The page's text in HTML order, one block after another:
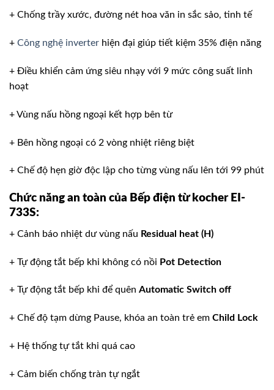
+ Chống trầy xước, đường nét hoa văn in sắc sảo, tinh tế
+ Công nghệ inverter hiện đại giúp tiết kiệm 35% điện năng
+ Điều khiển cảm ứng siêu nhạy với 9 mức công suất linh
hoạt
+ Vùng nấu hồng ngoại kết hợp bên từ
+ Bên hồng ngoại có 2 vòng nhiệt riêng biệt
+ Chế độ hẹn giờ độc lập cho từng vùng nấu lên tới 99 phút
Chức năng an toàn của Bếp điện từ kocher EI-
733S:
+ Cảnh báo nhiệt dư vùng nấu Residual heat (H)
+ Tự động tắt bếp khi không có nồi Pot Detection
+ Tự động tắt bếp khi để quên Automatic Switch off
+ Chế độ tạm dừng Pause, khóa an toàn trẻ em Child Lock
+ Hệ thống tự tắt khi quá cao
+ Cảm biến chống tràn tự ngắt